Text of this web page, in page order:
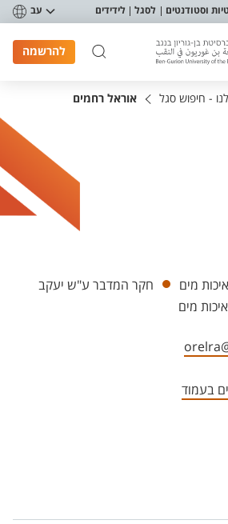
וסטודנטים לסגל לידידים עב
להרשמה
- חיפוש סגל אוראל רחמים
מים
חקר המדבר ע"ש יעקב
מים
בעמוד